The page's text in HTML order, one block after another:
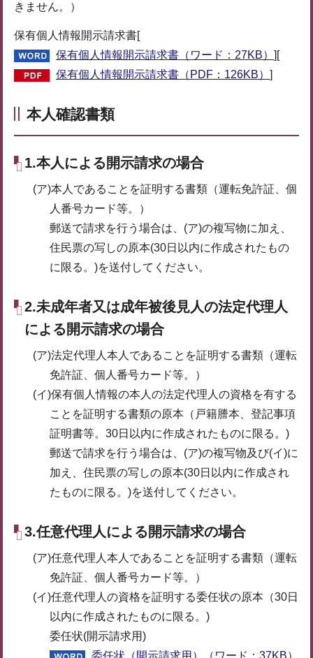
きません。）
保有個人情報開示請求書[
保有個人情報開示請求書（ワード：27KB） ][
保有個人情報開示請求書（PDF：126KB） ]
本人確認書類
1.本人による開示請求の場合
(ア)本人であることを証明する書類（運転免許証、個
人番号カード等。）
郵送で請求を行う場合は、(ア)の複写物に加え、
住民票の写しの原本(30日以内に作成されたもの
に限る。)を送付してください。
2.未成年者又は成年被後見人の法定代理人
による開示請求の場合
(ア)法定代理人本人であることを証明する書類（運転
免許証、個人番号カード等。）
(イ)保有個人情報の本人の法定代理人の資格を有する
ことを証明する書類の原本（戸籍謄本、登記事項
証明書等。30日以内に作成されたものに限る。)
郵送で請求を行う場合は、(ア)の複写物及び(イ)に
加え、住民票の写しの原本(30日以内に作成され
たものに限る。)を送付してください。
3.任意代理人による開示請求の場合
(ア)任意代理人本人であることを証明する書類（運転
免許証、個人番号カード等。）
(イ)任意代理人の資格を証明する委任状の原本（30日
以内に作成されたものに限る。)
委任状(開示請求用)
委任状（開示請求用）（ワード：37KB）